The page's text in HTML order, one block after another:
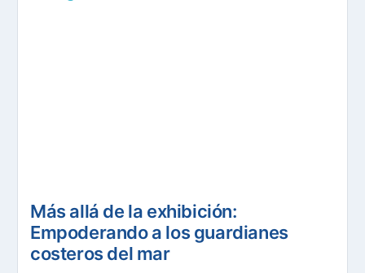
Más allá de la exhibición:
Empoderando a los guardianes
costeros del mar